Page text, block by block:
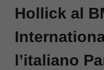
Hollick al
l’italiano